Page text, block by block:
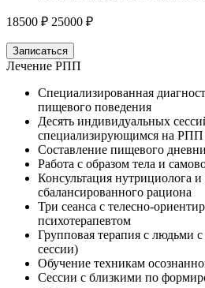
18500 ₽ 25000 ₽
Записаться
Лечение РПП
Специализированная
пищевого поведения
Десять индивидуальных
специализирующимся на РПП
Составление пищевого
Работа с образом тела и
Консультация нутрициолога и
сбалансированного рациона
Три сеанса с телесно-
психотерапевтом
Групповая терапия с людьми
сессии)
Обучение техникам
Сессии с близкими по